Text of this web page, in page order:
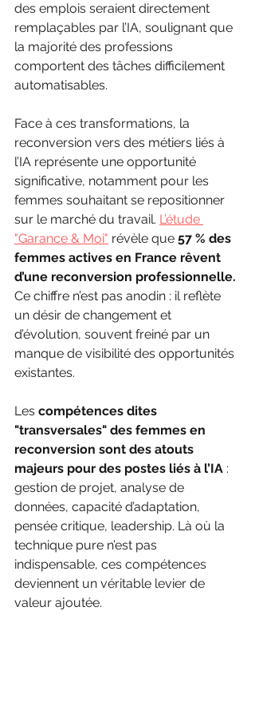
des emplois seraient directement
remplaçables par l’IA, soulignant que
la majorité des professions
comportent des tâches difficilement
automatisables.
Face à ces transformations, la
reconversion vers des métiers liés à
l’IA représente une opportunité
significative, notamment pour les
femmes souhaitant se repositionner
sur le marché du travail. L’étude
"Garance & Moi" révèle que 57 % des
femmes actives en France rêvent
d’une reconversion professionnelle.
Ce chiffre n’est pas anodin : il reflète
un désir de changement et
d’évolution, souvent freiné par un
manque de visibilité des opportunités
existantes.
Les compétences dites
"transversales" des femmes en
reconversion sont des atouts
majeurs pour des postes liés à l’IA :
gestion de projet, analyse de
données, capacité d’adaptation,
pensée critique, leadership. Là où la
technique pure n’est pas
indispensable, ces compétences
deviennent un véritable levier de
valeur ajoutée.